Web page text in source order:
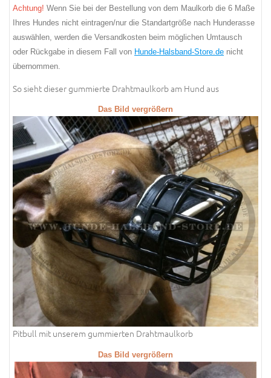
Achtung! Wenn Sie bei der Bestellung von dem Maulkorb die 6 Maße
Ihres Hundes nicht eintragen/nur die Standartgröße nach Hunderasse
auswählen, werden die Versandkosten beim möglichen Umtausch
oder Rückgabe in diesem Fall von Hunde-Halsband-Store.de nicht
übernommen.
So sieht dieser gummierte Drahtmaulkorb am Hund aus
Das Bild vergrößern
Pitbull mit unserem gummierten Drahtmaulkorb
Das Bild vergrößern